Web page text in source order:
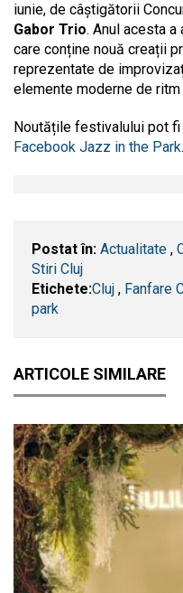
iunie, de câștigătorii
Gabor Trio. Anul acesta a
care conține nouă creații
reprezentate de
elemente moderne de
Noutățile festivalului pot
Facebook Jazz in the Park.
Postat în: Actualitate ,
Stiri Cluj
Etichete:​Cluj , Fanfare
park
ARTICOLE SIMILARE